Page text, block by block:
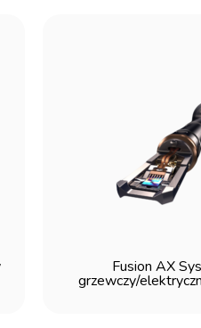
Fusion AX
grzewczy/
Protochips